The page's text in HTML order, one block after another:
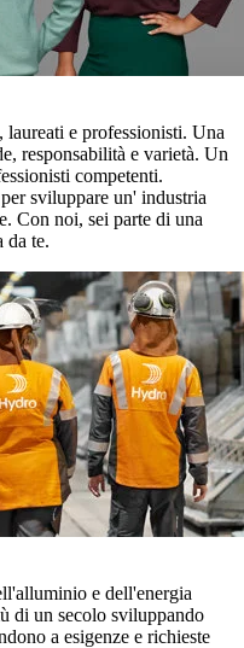
e professionisti. Una
responsabilità e varietà. Un
competenti.
sviluppare un' industria
Con noi, sei parte di una
da te.
e dell'energia
di un secolo sviluppando
a esigenze e richieste